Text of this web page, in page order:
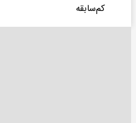
کم‌سابقه